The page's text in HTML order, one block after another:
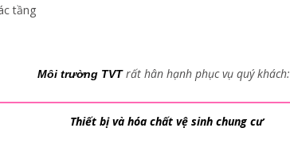
tầng
Môi trường TVTrất hân hạnh phục vụ quý khách:
Thiết bị và hóa chất vệ sinh chung cư